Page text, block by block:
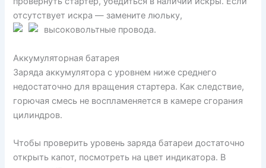
отсутствует искра — замените люльку,
высоковольтные провода.
Аккумуляторная батарея
Заряда аккумулятора с уровнем ниже среднего
недостаточно для вращения стартера. Как следствие,
горючая смесь не воспламеняется в камере сгорания
цилиндров.
Чтобы проверить уровень заряда батареи достаточно
открыть капот, посмотреть на цвет индикатора. В